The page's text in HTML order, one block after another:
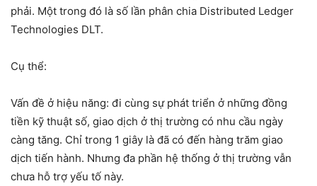
phải. Một trong đó là số lần phân chia Distributed Ledger
Technologies DLT.
Cụ thể:
Vấn đề ở hiệu năng: đi cùng sự phát triển ở những đồng
tiền kỹ thuật số, giao dịch ở thị trường có nhu cầu ngày
càng tăng. Chỉ trong 1 giây là đã có đến hàng trăm giao
dịch tiến hành. Nhưng đa phần hệ thống ở thị trường vẫn
chưa hỗ trợ yếu tố này.